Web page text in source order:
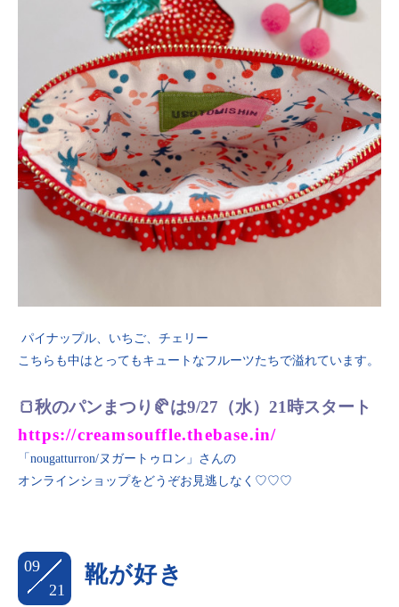
パイナップル、いちご、チェリー
こちらも中はとってもキュートなフルーツたちで溢れています。
🍞秋のパンまつり🥐は9/27（水）21時スタート
https://creamsouffle.thebase.in/
「nougatturron/ヌガートゥロン」さんの
オンラインショップをどうぞお見逃しなく♡♡♡
09
21
靴が好き